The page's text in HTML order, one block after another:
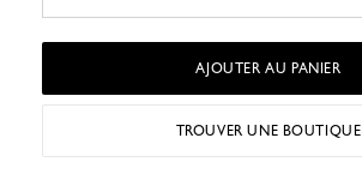
AJOUTER AU PANIER
TROUVER UNE BOUTIQUE